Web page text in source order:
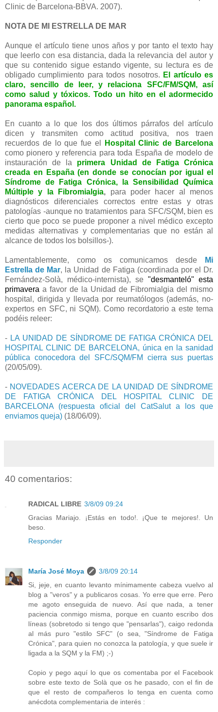
Clinic de Barcelona-BBVA. 2007).
NOTA DE MI ESTRELLA DE MAR
Aunque el artículo tiene unos años y por tanto el texto hay
que leerlo con esa distancia, dada la relevancia del autor y
que su contenido sigue estando vigente, su lectura es de
obligado cumplimiento para todos nosotros. El artículo es
claro, sencillo de leer, y relaciona SFC/FM/SQM, así
como salud y tóxicos. Todo un hito en el adormecido
panorama español.
En cuanto a lo que los dos últimos párrafos del artículo
dicen y transmiten como actitud positiva, nos traen
recuerdos de lo que fue el
Hospital Clinic de Barcelona
como pionero y referencia para toda España de modelo de
instauración de la primera Unidad de Fatiga Crónica
creada en España (en donde se conocían por igual el
Síndrome de Fatiga Crónica, la Sensibilidad Química
Múltiple y la Fibromialgia, para poder hacer al menos
diagnósticos diferenciales correctos entre estas y otras
patologías -aunque no tratamientos para SFC/SQM, bien es
cierto que poco se puede proponer a nivel médico excepto
medidas alternativas y complementarias que no están al
alcance de todos los bolsillos-).
Lamentablemente, como os comunicamos desde
Mi
Estrella de Mar, la Unidad de Fatiga (coordinada por el Dr.
Fernández-Solà, médico-internista), se "desmanteló" esta
primavera a favor de la Unidad de Fibromialgia del mismo
hospital, dirigida y llevada por reumatólogos (además, no-
expertos en SFC, ni SQM). Como recordatorio a este tema
podéis releer:
- LA UNIDAD DE SÍNDROME DE FATIGA CRÓNICA DEL
HOSPITAL CLINIC DE BARCELONA, única en la sanidad
pública conocedora del SFC/SQM/FM cierra sus puertas
(20/05/09).
- NOVEDADES ACERCA DE LA UNIDAD DE SÍNDROME
DE FATIGA CRÓNICA DEL HOSPITAL CLINIC DE
BARCELONA (respuesta oficial del CatSalut a los que
enviamos queja) (18/06/09).
40 comentarios:
RADICAL LIBRE 3/8/09 09:24
Gracias Mariajo. ¡Estás en todo!. ¡Que te mejores!. Un
beso.
Responder
María José Moya
3/8/09 20:14
Si, jeje, en cuanto levanto mínimamente cabeza vuelvo al
blog a "veros" y a publicaros cosas. Yo erre que erre. Pero
me agoto enseguida de nuevo. Así que nada, a tener
paciencia conmigo misma, porque en cuanto escribo dos
líneas (sobretodo si tengo que "pensarlas"), caigo redonda
al más puro "estilo SFC" (o sea, "Síndrome de Fatiga
Crónica", para quien no conozca la patología, y que suele ir
ligada a la SQM y la FM) ;-)
Copio y pego aquí lo que os comentaba por el Facebook
sobre este texto de Solà que os he pasado, con el fin de
que el resto de compañeros lo tenga en cuenta como
anécdota complementaria de interés :